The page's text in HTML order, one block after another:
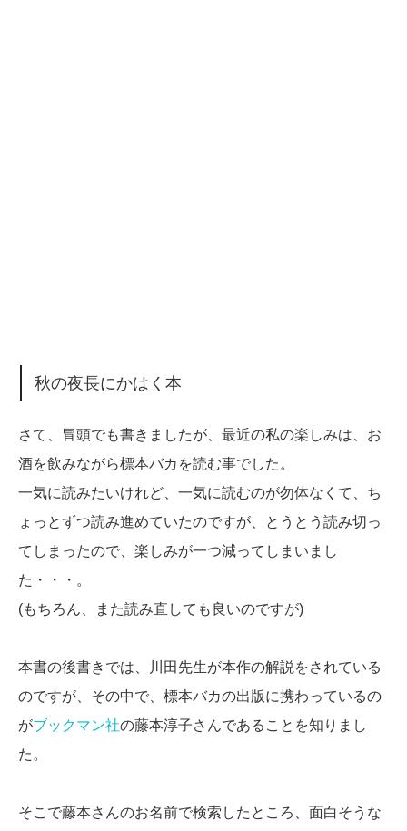
秋の夜長にかはく本
さて、冒頭でも書きましたが、最近の私の楽しみは、お
酒を飲みながら標本バカを読む事でした。
一気に読みたいけれど、一気に読むのが勿体なくて、ち
ょっとずつ読み進めていたのですが、とうとう読み切っ
てしまったので、楽しみが一つ減ってしまいまし
た・・・。
(もちろん、また読み直しても良いのですが)
本書の後書きでは、川田先生が本作の解説をされている
のですが、その中で、標本バカの出版に携わっているの
がブックマン社の藤本淳子さんであることを知りまし
た。
そこで藤本さんのお名前で検索したところ、面白そうな